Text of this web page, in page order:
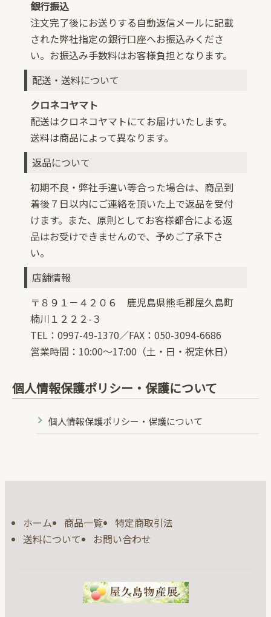
銀行振込
注文完了後にお送りする自動返信メールに記載
された弊社指定の銀行口座へお振込みくださ
い。お振込み手数料はお客様負担となります。
配送・送料について
クロネコヤマト
配送はクロネコヤマトにてお届けいたします。
送料は商品によって異なります。
返品について
初期不良・弊社手違い等合った場合は、商品到
着後７日以内にご連絡を頂いた上で返品を受付
けます。また、原則としてお客様都合による返
品はお受けできませんので、予めご了承下さ
い。
店舗情報
〒８９１－４２０６ 鹿児島県熊毛郡屋久島町
楠川１２２２-３
TEL：0997-49-1370／FAX：050-3094-6686
営業時間：10:00～17:00（土・日・祝定休日）
個人情報保護ポリシー・保護について
個人情報保護ポリシー・保護について
ホーム 商品一覧
特定商取引法
送料について
お問い合わせ